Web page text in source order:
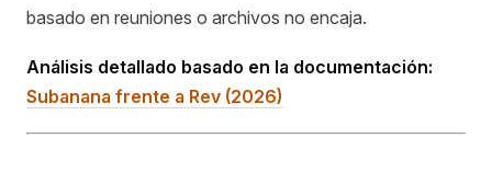
basado en reuniones o archivos no encaja.
Análisis detallado basado en la documentación:
Subanana frente a Rev (2026)